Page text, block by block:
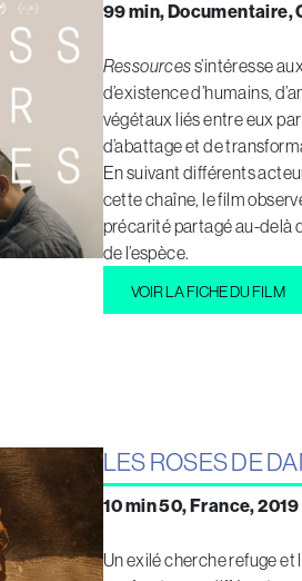
99 min, Documentaire,
Ressourcess’intéresse
d’existence d’humains,
végétaux liés entre eux
d’abattage et de
En suivant différents
cette chaîne, le film
précarité partagé au-delà
de l’espèce.
VOIR LA FICHE DU FILM
LES ROSES DE
10 min 50, France, 2019
Un exilé cherche refuge et